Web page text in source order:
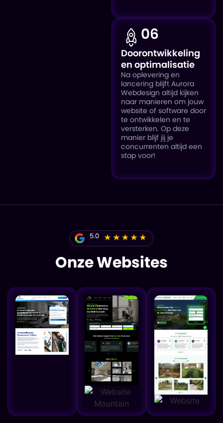
06
Doorontwikkeling
en optimalisatie
Na oplevering en
lancering blijft Aurora
Webdesign altijd kijken
naar manieren om jouw
website of software door
te ontwikkelen en te
versterken. Op deze
manier blijf jij je
concurrenten altijd een
stap voor!
5.0
Onze Websites